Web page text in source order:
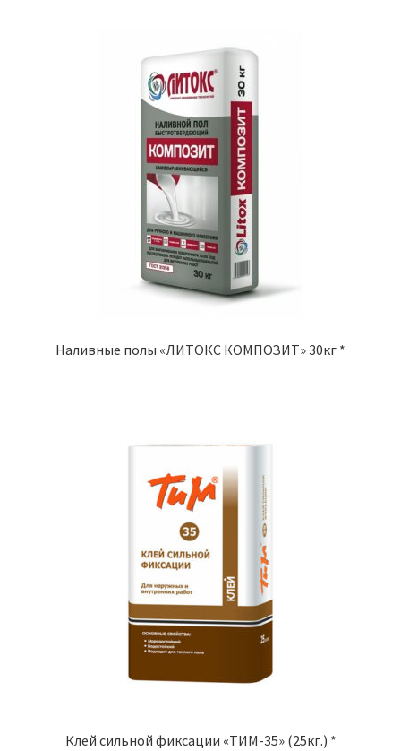
Наливные полы «ЛИТОКС КОМПОЗИТ» 30кг *
Клей сильной фиксации «ТИМ-35» (25кг.) *